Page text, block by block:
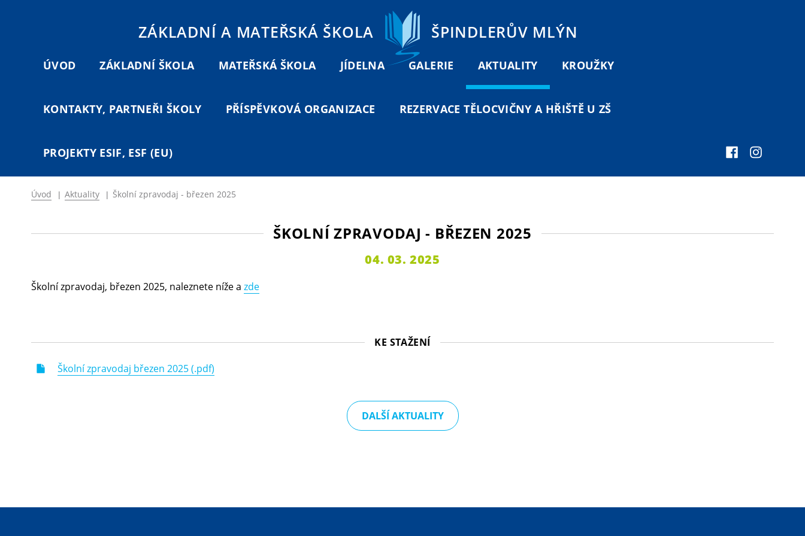
ZÁKLADNÍ A MATEŘSKÁ ŠKOLA ŠPINDLERŮV MLÝN
ÚVOD ZÁKLADNÍ ŠKOLA MATEŘSKÁ ŠKOLA JÍDELNA GALERIE AKTUALITY KROUŽKY
KONTAKTY, PARTNEŘI ŠKOLY PŘÍSPĚVKOVÁ ORGANIZACE REZERVACE TĚLOCVIČNY A HŘIŠTĚ U ZŠ
PROJEKTY ESIF, ESF (EU)
Úvod | Aktuality | Školní zpravodaj - březen 2025
ŠKOLNÍ ZPRAVODAJ - BŘEZEN 2025
04. 03. 2025
Školní zpravodaj, březen 2025, naleznete níže a zde
KE STAŽENÍ
Školní zpravodaj březen 2025 (.pdf)
DALŠÍ AKTUALITY